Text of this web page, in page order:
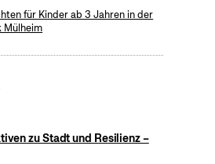
für Kinder ab 3 Jahren in der
zu Stadt und Resilienz –